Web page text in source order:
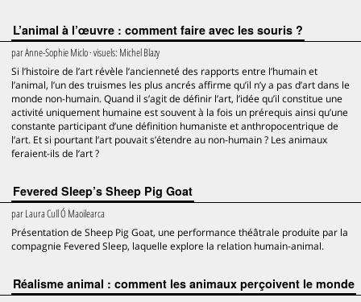
L’animal à l’œuvre : comment faire avec les souris ?
parAnne-Sophie Miclo· visuels: Michel Blazy
Si l’histoire de l’art révèle l’ancienneté des rapports entre l’humain et
l’animal, l’un des truismes les plus ancrés affirme qu’il n’y a pas d’art dans le
monde non-humain. Quand il s’agit de définir l’art, l’idée qu’il constitue une
activité uniquement humaine est souvent à la fois un prérequis ainsi qu’une
constante participant d’une définition humaniste et anthropocentrique de
l’art. Et si pourtant l’art pouvait s’étendre au non-humain ? Les animaux
feraient-ils de l’art ?
Fevered Sleep’s Sheep Pig Goat
parLaura Cull Ó Maoilearca
Présentation de Sheep Pig Goat, une performance théâtrale produite par la
compagnie Fevered Sleep, laquelle explore la relation humain-animal.
Réalisme animal : comment les animaux perçoivent le monde